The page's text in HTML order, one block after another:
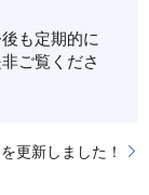
も定期的に
ご覧くださ
更新しました！